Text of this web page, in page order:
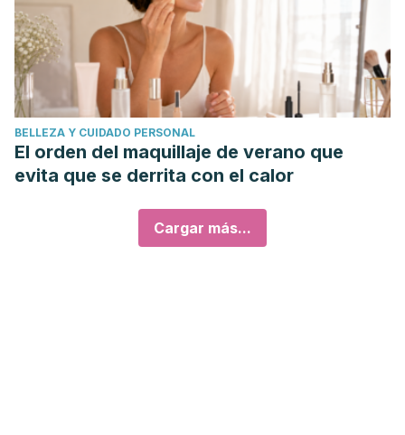
BELLEZA Y CUIDADO PERSONAL
El orden del maquillaje de verano que
evita que se derrita con el calor
Cargar más...